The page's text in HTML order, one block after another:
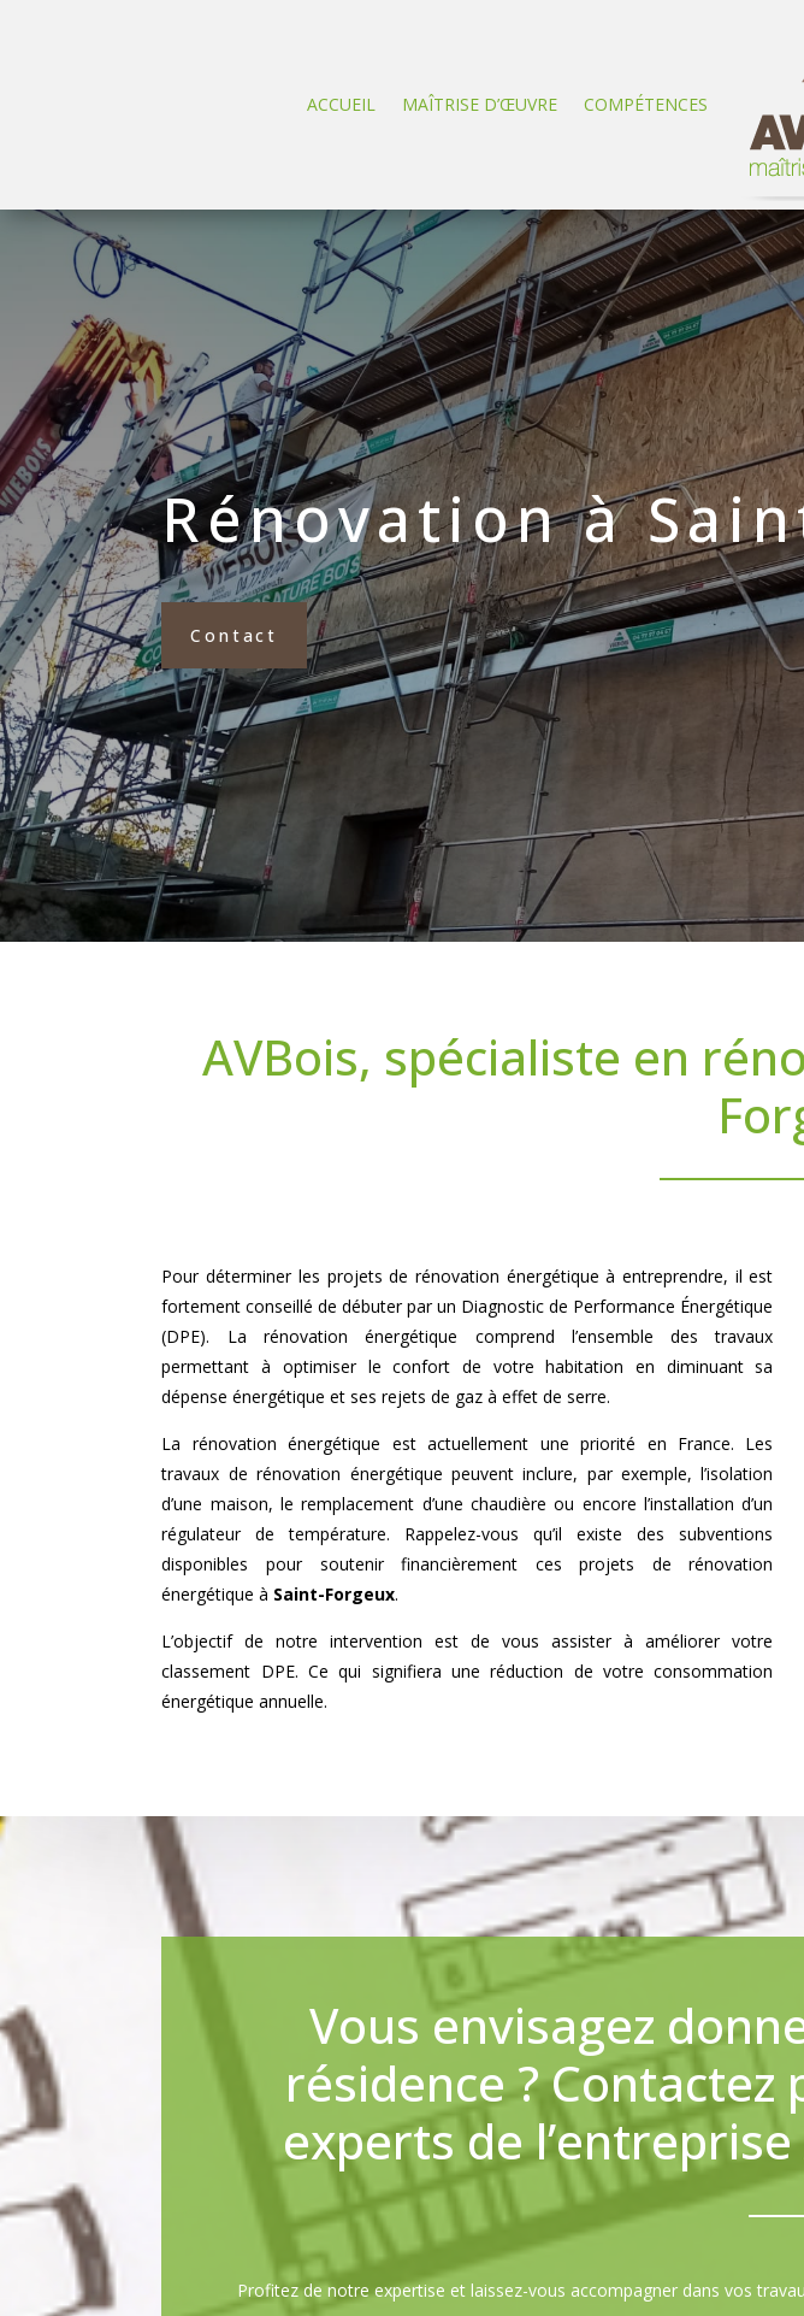
ACCUEIL MAÎTRISE D’ŒUVRE COMPÉTENCES
Rénovation à
Contact
AVBois, spécialiste en
Pour déterminer les projets de rénovation énergétique à entreprendre, il est
fortement conseillé de débuter par un Diagnostic de Performance Énergétique
(DPE). La rénovation énergétique comprend l’ensemble des travaux
permettant à optimiser le confort de votre habitation en diminuant sa
dépense énergétique et ses rejets de gaz à effet de serre.
La rénovation énergétique est actuellement une priorité en France. Les
travaux de rénovation énergétique peuvent inclure, par exemple, l’isolation
d’une maison, le remplacement d’une chaudière ou encore l’installation d’un
régulateur de température. Rappelez-vous qu’il existe des subventions
disponibles pour soutenir financièrement ces projets de rénovation
énergétique à Saint-Forgeux.
L’objectif de notre intervention est de vous assister à améliorer votre
classement DPE. Ce qui signifiera une réduction de votre consommation
énergétique annuelle.
Vous envisagez
résidence ?
experts de
Profitez de notre expertise et laissez-vous accompagner dans vos